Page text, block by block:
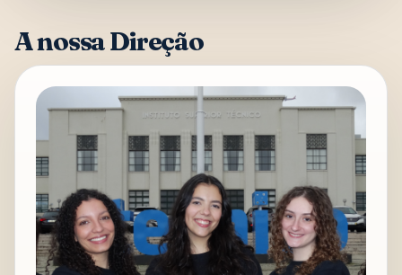
A nossa Direção